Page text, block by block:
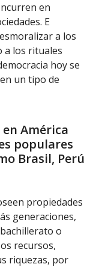
en
E
a los
a los rituales
hoy se
un tipo de
América
populares
Brasil, Perú
propiedades
generaciones,
o
recursos,
riquezas, por